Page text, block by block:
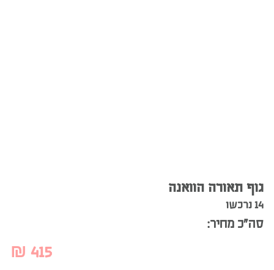
גוף תאורה הוואנה
14 נרכשו
סה”כ מחיר:
₪ 415